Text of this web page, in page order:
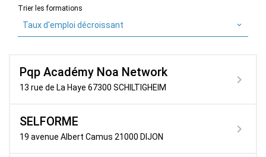
Trier les formations
Taux d'emploi décroissant
Pqp Académy Noa Network
13 rue de La Haye 67300 SCHILTIGHEIM
SELFORME
19 avenue Albert Camus 21000 DIJON